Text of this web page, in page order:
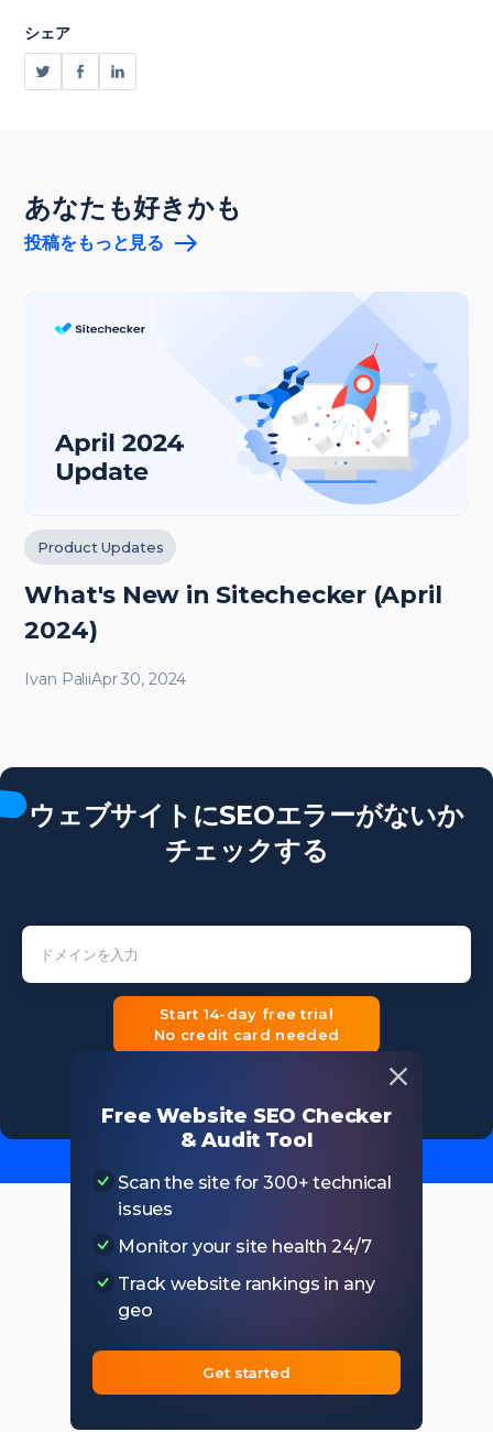
Free Website SEO Checker
& Audit Tool
Scan the site for 300+ technical
issues
Monitor your site health 24/7
Track website rankings in any
geo
Get started
シェア
あなたも好きかも
投稿をもっと見る
Product Updates
What's New in Sitechecker (April
2024)
Ivan PaliiApr 30, 2024
ウェブサイトにSEOエラーがないか
チェックする
Start 14-day free trial
No credit card needed